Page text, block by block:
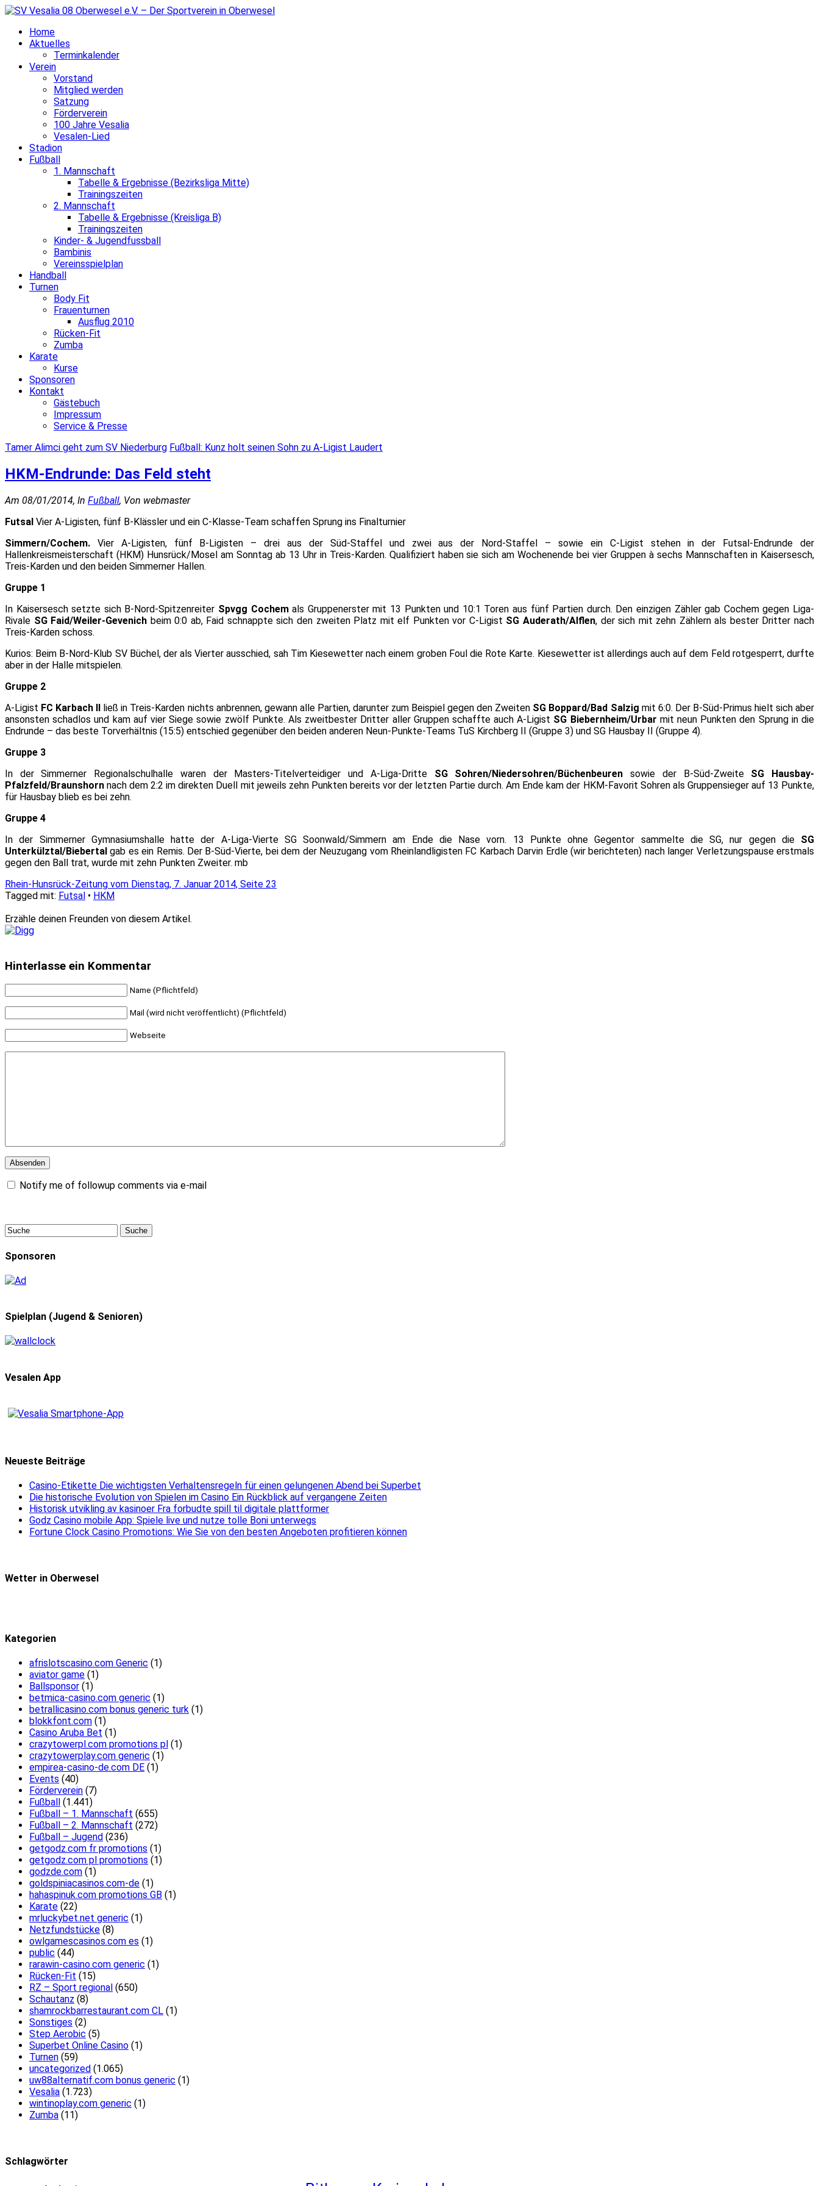
Home
Aktuelles
Terminkalender
Verein
Vorstand
Mitglied werden
Satzung
Förderverein
100 Jahre Vesalia
Vesalen-Lied
Stadion
Fußball
1. Mannschaft
Tabelle & Ergebnisse (Bezirksliga Mitte)
Trainingszeiten
2. Mannschaft
Tabelle & Ergebnisse (Kreisliga B)
Trainingszeiten
Kinder- & Jugendfussball
Bambinis
Vereinsspielplan
Handball
Turnen
Body Fit
Frauenturnen
Ausflug 2010
Rücken-Fit
Zumba
Karate
Kurse
Sponsoren
Kontakt
Gästebuch
Impressum
Service & Presse
Tamer Alimci geht zum SV Niederburg Fußball: Kunz holt seinen Sohn zu A-Ligist Laudert
HKM-Endrunde: Das Feld steht
Am 08/01/2014, In Fußball, Von webmaster
Futsal Vier A-Ligisten, fünf B-Klässler und ein C-Klasse-Team schaffen Sprung ins Finalturnier
Simmern/Cochem. Vier A-Ligisten, fünf B-Ligisten – drei aus der Süd-Staffel und zwei aus der Nord-Staffel – sowie ein C-Ligist stehen in der Futsal-Endrunde der
Hallenkreismeisterschaft (HKM) Hunsrück/Mosel am Sonntag ab 13 Uhr in Treis-Karden. Qualifiziert haben sie sich am Wochenende bei vier Gruppen à sechs Mannschaften in Kaisersesch,
Treis-Karden und den beiden Simmerner Hallen.
Gruppe 1
In Kaisersesch setzte sich B-Nord-Spitzenreiter Spvgg Cochemals Gruppenerster mit 13 Punkten und 10:1 Toren aus fünf Partien durch. Den einzigen Zähler gab Cochem gegen Liga-
Rivale SG Faid/Weiler-Gevenich beim 0:0 ab, Faid schnappte sich den zweiten Platz mit elf Punkten vor C-Ligist SG Auderath/Alflen, der sich mit zehn Zählern als bester Dritter nach
Treis-Karden schoss.
Kurios: Beim B-Nord-Klub SV Büchel, der als Vierter ausschied, sah Tim Kiesewetter nach einem groben Foul die Rote Karte. Kiesewetter ist allerdings auch auf dem Feld rotgesperrt, durfte
aber in der Halle mitspielen.
Gruppe 2
A-Ligist FC Karbach II ließ in Treis-Karden nichts anbrennen, gewann alle Partien, darunter zum Beispiel gegen den Zweiten SG Boppard/Bad Salzig mit 6:0. Der B-Süd-Primus hielt sich aber
ansonsten schadlos und kam auf vier Siege sowie zwölf Punkte. Als zweitbester Dritter aller Gruppen schaffte auch A-Ligist SG Biebernheim/Urbar mit neun Punkten den Sprung in die
Endrunde – das beste Torverhältnis (15:5) entschied gegenüber den beiden anderen Neun-Punkte-Teams TuS Kirchberg II (Gruppe 3) und SG Hausbay II (Gruppe 4).
Gruppe 3
In der Simmerner Regionalschulhalle waren der Masters-Titelverteidiger und A-Liga-Dritte SG Sohren/Niedersohren/Büchenbeuren sowie der B-Süd-Zweite SG Hausbay-
Pfalzfeld/Braunshorn nach dem 2:2 im direkten Duell mit jeweils zehn Punkten bereits vor der letzten Partie durch. Am Ende kam der HKM-Favorit Sohren als Gruppensieger auf 13 Punkte,
für Hausbay blieb es bei zehn.
Gruppe 4
In der Simmerner Gymnasiumshalle hatte der A-Liga-Vierte SG Soonwald/Simmern am Ende die Nase vorn. 13 Punkte ohne Gegentor sammelte die SG, nur gegen die SG
Unterkülztal/Biebertalgab es ein Remis. Der B-Süd-Vierte, bei dem der Neuzugang vom Rheinlandligisten FC Karbach Darvin Erdle (wir berichteten) nach langer Verletzungspause erstmals
gegen den Ball trat, wurde mit zehn Punkten Zweiter. mb
Rhein-Hunsrück-Zeitung vom Dienstag, 7. Januar 2014, Seite 23
Tagged mit: Futsal • HKM
Erzähle deinen Freunden von diesem Artikel.
Hinterlasse ein Kommentar
Name (Pflichtfeld)
Mail (wird nicht veröffentlicht) (Pflichtfeld)
Webseite
Notify me of followup comments via e-mail
Sponsoren
Spielplan (Jugend & Senioren)
Vesalen App
Neueste Beiträge
Casino-Etikette Die wichtigsten Verhaltensregeln für einen gelungenen Abend bei Superbet
Die historische Evolution von Spielen im Casino Ein Rückblick auf vergangene Zeiten
Historisk utvikling av kasinoer Fra forbudte spill til digitale plattformer
Godz Casino mobile App: Spiele live und nutze tolle Boni unterwegs
Fortune Clock Casino Promotions: Wie Sie von den besten Angeboten profitieren können
Wetter in Oberwesel
Kategorien
afrislotscasino.com Generic (1)
aviator game (1)
Ballsponsor (1)
betmica-casino.com generic (1)
betrallicasino.com bonus generic turk (1)
blokkfont.com (1)
Casino Aruba Bet (1)
crazytowerpl.com promotions pl (1)
crazytowerplay.com generic (1)
empirea-casino-de.com DE (1)
Events (40)
Förderverein (7)
Fußball
(1.441)
Fußball – 1. Mannschaft (655)
Fußball – 2. Mannschaft (272)
Fußball – Jugend (236)
getgodz.com fr promotions (1)
getgodz.com pl promotions (1)
godzde.com (1)
goldspiniacasinos.com-de (1)
hahaspinuk.com promotions GB (1)
Karate (22)
mrluckybet.net generic (1)
Netzfundstücke (8)
owlgamescasinos.com es (1)
public (44)
rarawin-casino.com generic (1)
Rücken-Fit (15)
RZ – Sport regional (650)
Schautanz (8)
shamrockbarrestaurant.com CL (1)
Sonstiges (2)
Step Aerobic (5)
Superbet Online Casino (1)
Turnen (59)
uncategorized (1.065)
uw88alternatif.com bonus generic (1)
Vesalia (1.723)
wintinoplay.com generic (1)
Zumba (11)
Schlagwörter